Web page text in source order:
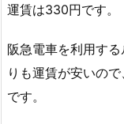
運賃は330円です。
阪急電車を利用す
りも運賃が安いので
です。